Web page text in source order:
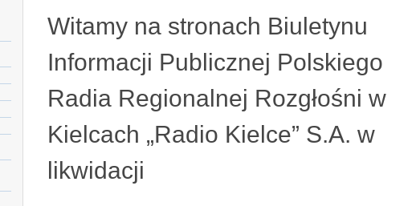
Witamy na stronach Biuletynu
Informacji Publicznej Polskiego
Radia Regionalnej Rozgłośni w
Kielcach „Radio Kielce” S.A. w
likwidacji